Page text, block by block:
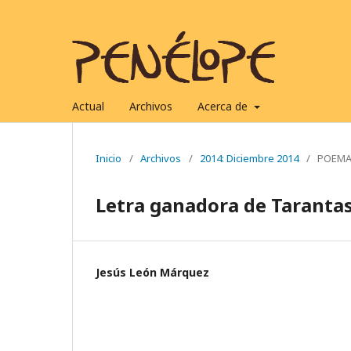
Actual Archivos Acerca de
Inicio / Archivos / 2014: Diciembre 2014 /
Letra ganadora de
Jesús León Márquez